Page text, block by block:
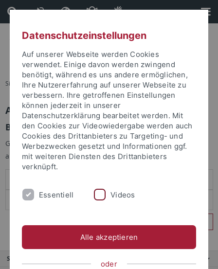
Direkt
zum
Inhalt
Direkt
zur
Fußleiste
Sie sind hier: Startseite
Anmelden
Benutzeranmeldung
Geben Sie Ihren Benutzernamen und Ihr Passwort an um sich
anzumelden:
Service
Datenschutzeinstellungen
Auf unserer Webseite werden Cookies
verwendet. Einige davon werden zwingend
benötigt, während es uns andere ermöglichen,
Ihre Nutzererfahrung auf unserer Webseite zu
verbessern. Ihre getroffenen Einstellungen
können jederzeit in unserer
Datenschutzerklärung bearbeitet werden. Mit
den Cookies zur Videowiedergabe werden auch
Cookies des Drittanbieters zu Targeting- und
Werbezwecken gesetzt und Informationen ggf.
mit weiteren Diensten des Drittanbieters
verknüpft.
Essentiell Videos
Alle akzeptieren
oder